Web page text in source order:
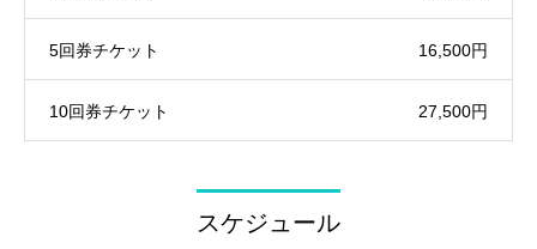
5回券チケット 16,500円
10回券チケット 27,500円
スケジュール